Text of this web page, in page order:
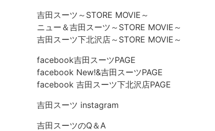
吉田スーツ～STORE MOVIE～
ニュー＆吉田スーツ～STORE MOVIE～
吉田スーツ下北沢店～STORE MOVIE～
facebook吉田スーツPAGE
facebook New!&吉田スーツPAGE
facebook 吉田スーツ下北沢店PAGE
吉田スーツ instagram
吉田スーツのQ＆A